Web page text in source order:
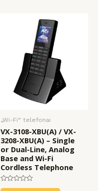
„Wi-Fi“ telefonai
VX-3108-XBU(A) / VX-
3208-XBU(A) – Single
or Dual-Line, Analog
Base and Wi-Fi
Cordless Telephone
Rated